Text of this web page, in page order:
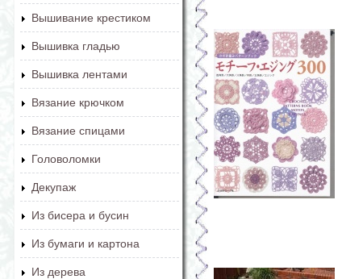
Вышивание крестиком
Вышивка гладью
Вышивка лентами
Вязание крючком
Вязание спицами
Головоломки
Декупаж
Из бисера и бусин
Из бумаги и картона
Из дерева